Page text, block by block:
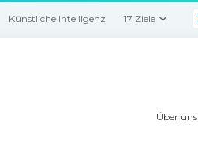
Künstliche Intelligenz 17 Ziele
Über uns